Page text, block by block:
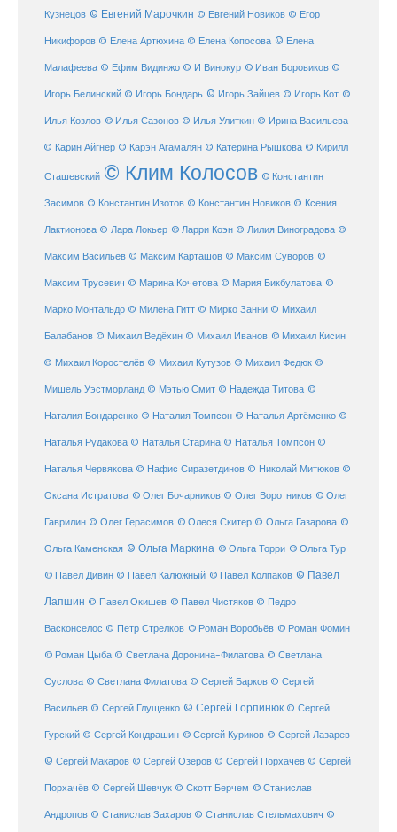
Кузнецов © Евгений Марочкин © Евгений Новиков © Егор
Никифоров © Елена Артюхина © Елена Копосова © Елена
Малафеева © Ефим Видинжо © И Винокур © Иван Боровиков ©
Игорь Белинский © Игорь Бондарь © Игорь Зайцев © Игорь Кот ©
Илья Козлов © Илья Сазонов © Илья Улиткин © Ирина Васильева
© Карин Айгнер © Карэн Агамалян © Катерина Рышкова © Кирилл
Сташевский © Клим Колосов © Константин
Засимов © Константин Изотов © Константин Новиков © Ксения
Лактионова © Лара Локьер © Ларри Коэн © Лилия Виноградова ©
Максим Васильев © Максим Карташов © Максим Суворов ©
Максим Трусевич © Марина Кочетова © Мария Бикбулатова ©
Марко Монтальдо © Милена Гитт © Мирко Занни © Михаил
Балабанов © Михаил Ведёхин © Михаил Иванов © Михаил Кисин
© Михаил Коростелёв © Михаил Кутузов © Михаил Федюк ©
Мишель Уэстморланд © Мэтью Смит © Надежда Титова ©
Наталия Бондаренко © Наталия Томпсон © Наталья Артёменко ©
Наталья Рудакова © Наталья Старина © Наталья Томпсон ©
Наталья Червякова © Нафис Сиразетдинов © Николай Митюков ©
Оксана Истратова © Олег Бочарников © Олег Воротников © Олег
Гаврилин © Олег Герасимов © Олеся Скитер © Ольга Газарова ©
Ольга Каменская © Ольга Маркина © Ольга Торри © Ольга Тур
© Павел Дивин © Павел Калюжный © Павел Колпаков © Павел
Лапшин © Павел Окишев © Павел Чистяков © Педро
Васконселос © Петр Стрелков © Роман Воробьёв © Роман Фомин
© Роман Цыба © Светлана Доронина-Филатова © Светлана
Суслова © Светлана Филатова © Сергей Барков © Сергей
Васильев © Сергей Глущенко © Сергей Горпинюк © Сергей
Гурский © Сергей Кондрашин © Сергей Куриков © Сергей Лазарев
© Сергей Макаров © Сергей Озеров © Сергей Порхачев © Сергей
Порхачёв © Сергей Шевчук © Скотт Берчем © Станислав
Андропов © Станислав Захаров © Станислав Стельмахович ©